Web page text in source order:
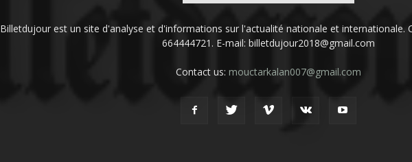
Billetdujour est un site d'analyse et d'informations sur l'actualité nationale et internationale.
664444721. E-mail: billetdujour2018@gmail.com
Contact us: mouctarkalan007@gmail.com